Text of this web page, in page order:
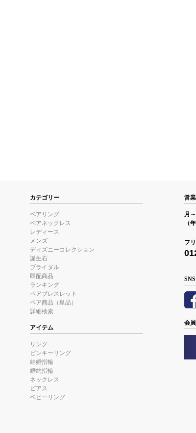
カテゴリー
ペアリング
ペアネックレス
レディース
メンズ
ディズニーコレクション
誕生石
ブライダル
即配商品
ランキング
ペアブレスレット
ペア商品（単品）
詳細検索
アイテム
リング
ピンキーリング
結婚指輪
婚約指輪
ネックレス
ピアス
ベビーリング
営
月
（
フ
SNS
会